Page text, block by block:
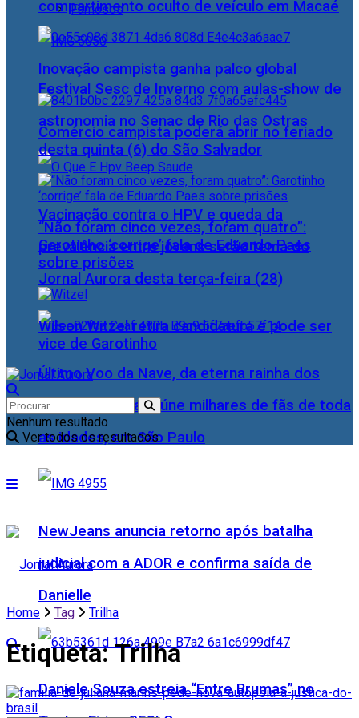
Famosos
Festival Sesc de Inverno com aulas-show de
astronomia no Senac de Rio das Ostras
Vacinação contra o HPV e queda da
prevalência entre jovens serão tema do
Jornal Aurora desta terça-feira (28)
Último Voo da Nave, da eterna rainha dos
Baixinhos, Xuxa reúne milhares de fãs de toda
as idades, em São Paulo
NewJeans anuncia retorno após batalha
judicial com a ADOR e confirma saída de
Danielle
Daniele Souza estreia “Entre Brumas” no
compartimento oculto de veículo em Macaé
Inovação campista ganha palco global
Comércio campista poderá abrir no feriado
desta quinta (6) do São Salvador
“Não foram cinco vezes, foram quatro”:
Garotinho ‘corrige’ fala de Eduardo Paes
sobre prisões
Wilson Witzel retira candidatura e pode ser
vice de Garotinho
Nenhum resultado
Ver todos os resultados
Home Tag Trilha
Etiqueta:Trilha